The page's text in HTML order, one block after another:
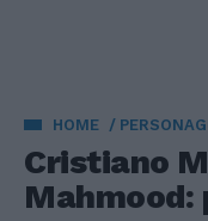
HOME
Cristiano